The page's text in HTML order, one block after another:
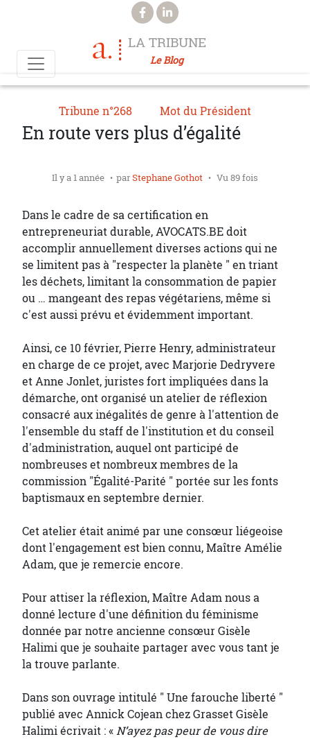
Aller au contenu principal
LA TRIBUNE
Le Blog
Tribune n°268 Mot du Président
En route vers plus d’égalité
Il y a 1 année parStephane Gothot Vu 89 fois
Dans le cadre de sa certification en
entrepreneuriat durable, AVOCATS.BE doit
accomplir annuellement diverses actions qui ne
se limitent pas à "respecter la planète " en triant
les déchets, limitant la consommation de papier
ou … mangeant des repas végétariens, même si
c'est aussi prévu et évidemment important.
Ainsi, ce 10 février, Pierre Henry, administrateur
en charge de ce projet, avec Marjorie Dedryvere
et Anne Jonlet, juristes fort impliquées dans la
démarche, ont organisé un atelier de réflexion
consacré aux inégalités de genre à l'attention de
l'ensemble du staff de l'institution et du conseil
d'administration, auquel ont participé de
nombreuses et nombreux membres de la
commission "Égalité-Parité " portée sur les fonts
baptismaux en septembre dernier.
Cet atelier était animé par une consœur liégeoise
dont l'engagement est bien connu, Maître Amélie
Adam, que je remercie encore.
Pour attiser la réflexion, Maître Adam nous a
donné lecture d'une définition du féminisme
donnée par notre ancienne consœur Gisèle
Halimi que je souhaite partager avec vous tant je
la trouve parlante.
Dans son ouvrage intitulé " Une farouche liberté "
publié avec Annick Cojean chez Grasset Gisèle
Halimi écrivait : «N’ayez pas peur de vous dire